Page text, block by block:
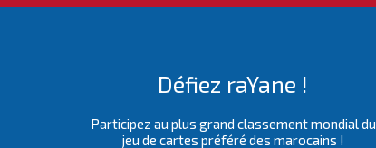
Défiez raYane !
Participez au plus grand classement mondial du
jeu de cartes préféré des marocains !